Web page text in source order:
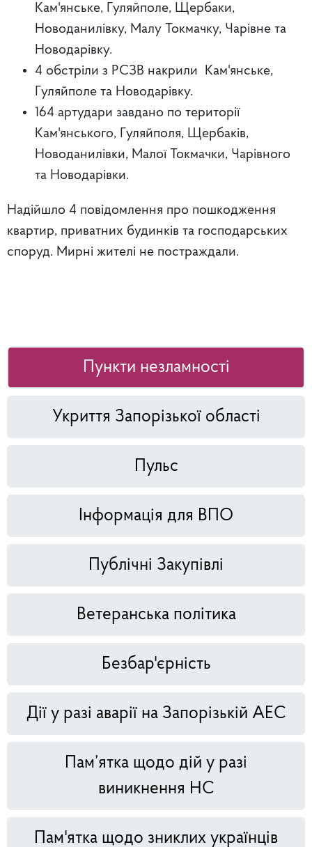
Кам'янське, Гуляйполе, Щербаки,
Новоданилівку, Малу Токмачку, Чарівне та
Новодарівку.
4 обстріли з РСЗВ накрили Кам'янське,
Гуляйполе та Новодарівку.
164 артудари завдано по території
Кам'янського, Гуляйполя, Щербаків,
Новоданилівки, Малої Токмачки, Чарівного
та Новодарівки.
Надійшло 4 повідомлення про пошкодження
квартир, приватних будинків та господарських
споруд. Мирні жителі не постраждали.
Пункти незламності
Укриття Запорізької області
Пульс
Інформація для ВПО
Публічні Закупівлі
Ветеранська політика
Безбар'єрність
Дії у разі аварії на Запорізькій АЕС
Пам’ятка щодо дій у разі
виникнення НС
Пам'ятка щодо зниклих українців